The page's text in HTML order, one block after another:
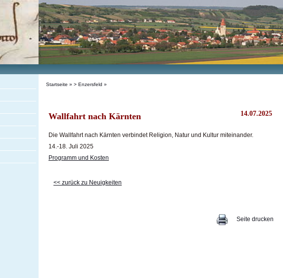
Startseite » > Enzersfeld »
14.07.2025
Wallfahrt nach Kärnten
Die Wallfahrt nach Kärnten verbindet Religion, Natur und Kultur miteinander.
14.-18. Juli 2025
Programm und Kosten
<< zurück zu Neuigkeiten
Seite drucken